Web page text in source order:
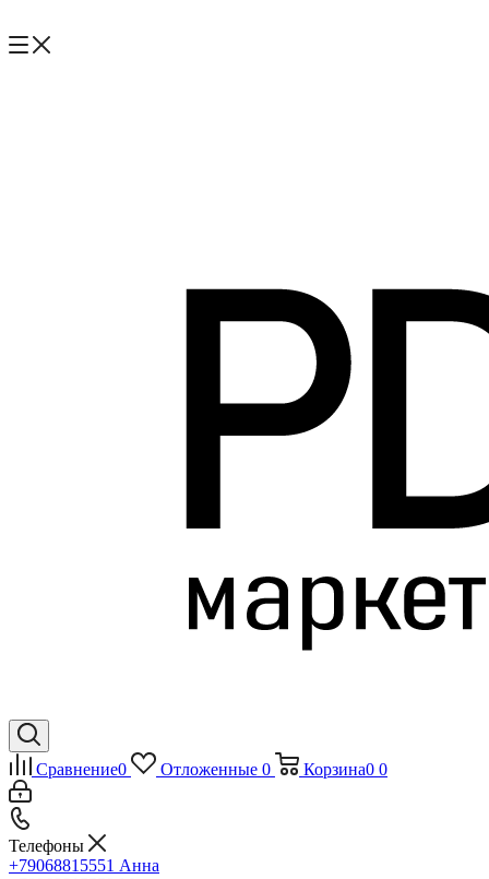
Сравнение0 Отложенные 0 Корзина0 0
Телефоны
+79068815551 Анна